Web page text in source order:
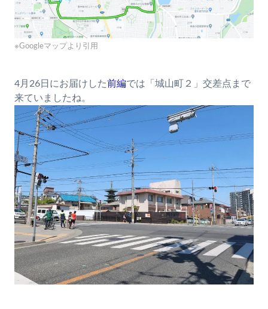
※Googleマップより引用
4月26日にお届けした前編では「城山町２」交差点まで
来ていましたね。